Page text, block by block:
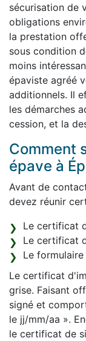
sécurisation de
obligations
la prestation
sous condition
moins
épaviste agréé
additionnels. Il
les démarches
cession, et la
Comment
épave à
Avant de
devez réunir
Le certificat
Le certificat
Le
Le certificat
grise. Faisant
signé et
le jj/mm/aa ».
le certificat de